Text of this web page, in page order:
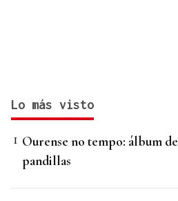
Lo más visto
Ourense no tempo: álbum
pandillas